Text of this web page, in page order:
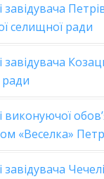
селищної ради
ради
«Веселка»